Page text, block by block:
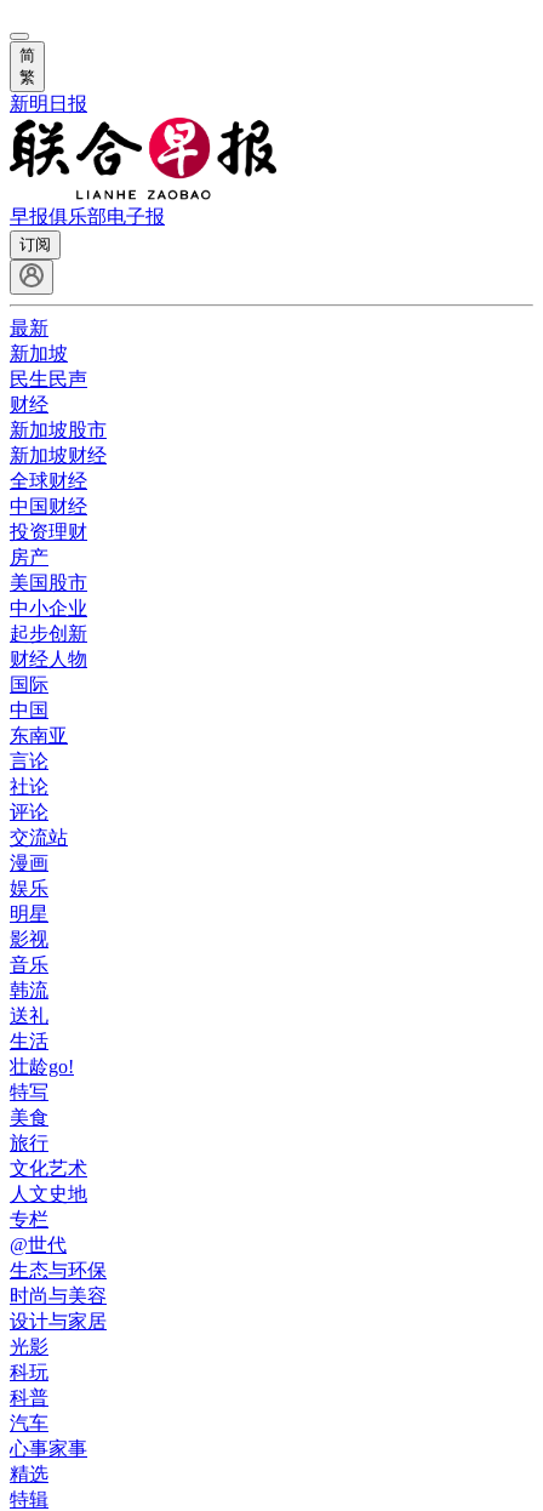
简
繁
新明日报
早报俱乐部电子报
订阅
最新
新加坡
民生民声
财经
新加坡股市
新加坡财经
全球财经
中国财经
投资理财
房产
美国股市
中小企业
起步创新
财经人物
国际
中国
东南亚
言论
社论
评论
交流站
漫画
娱乐
明星
影视
音乐
韩流
送礼
生活
壮龄go!
特写
美食
旅行
文化艺术
人文史地
专栏
@世代
生态与环保
时尚与美容
设计与家居
光影
科玩
科普
汽车
心事家事
精选
特辑